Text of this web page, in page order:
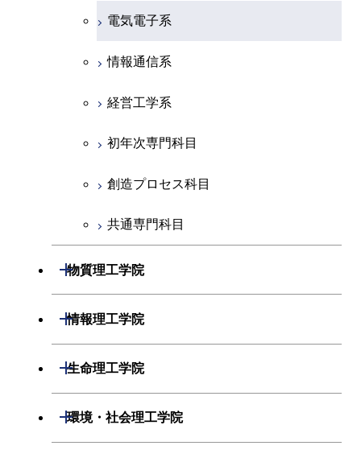
地球惑星科学系
初年次専門科目
創造プロセス科目
共通専門科目
電気電子系
情報通信系
経営工学系
初年次専門科目
創造プロセス科目
共通専門科目
物質理工学院
開閉
材料系
初年次専門科目
情報理工学院
開閉
数理・計算科学系
初年次専門科目
生命理工学院
開閉
生命理工学系
環境・社会理工学院
開閉